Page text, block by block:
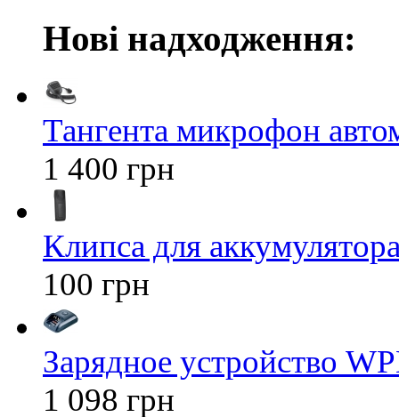
Нові надходження:
Тангента микрофон
1 400 грн
Клипса для
100 грн
Зарядное устройство
1 098 грн